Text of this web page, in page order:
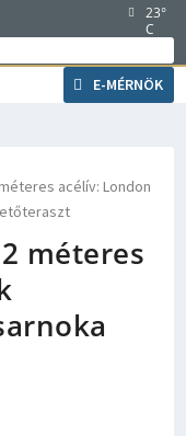
23°
C
augusztus 08., szombat, László napja
E-MÉRNÖK
acélív: London
méteres